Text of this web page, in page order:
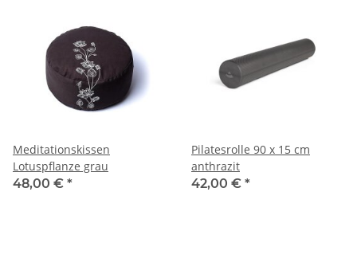
Meditationskissen
Lotuspflanze grau
48,00 € *
Pilatesrolle 90 x 15 cm
anthrazit
42,00 € *